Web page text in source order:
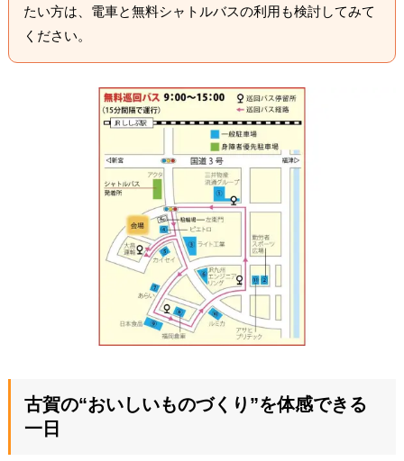
たい方は、電車と無料シャトルバスの利用も検討してみて
ください。
古賀の“おいしいものづくり”を体感できる
一日